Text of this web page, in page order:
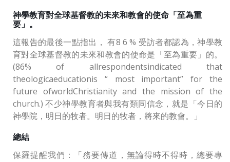
神學教育對全球基督教的未來和教會的使命「至為重
要」。
這報告的最後一點指出， 有8 6 % 受訪者都認為，神學教
育對全球基督教的未來和教會的使命是「至為重要」的。
(86% of allrespondentsindicated that
theologicaeducationis “ most important” for the
future ofworldChristianity and the mission of the
church.) 不少神學教育者與我有類同信念，就是「今日的
神學院，明日的牧者。明日的牧者，將來的教會。」
總結
保羅提醒我們：「務要傳道，無論得時不得時，總要專